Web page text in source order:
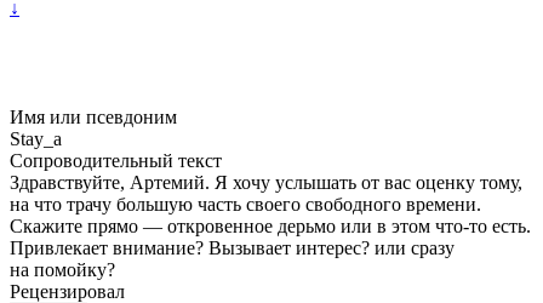
↓
Имя или псевдоним
Stay_a
Сопроводительный текст
Здравствуйте, Артемий. Я хочу услышать от вас оценку тому,
на что трачу большую часть своего свободного времени.
Скажите прямо — откровенное дерьмо или в этом что-то есть.
Привлекает внимание? Вызывает интерес? или сразу
на помойку?
Рецензировал